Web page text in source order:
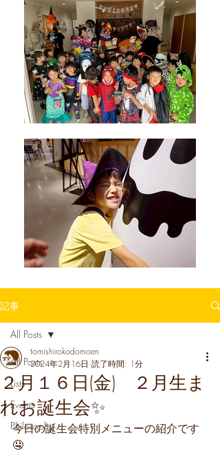
記事
All Posts
Lists
Events
Philosophy
All Posts
２月１６日(金) ２月生ま
れお誕生会✨
tomishirokodomoen
2024年2月16日 読了時間: 1分
今日の誕生会特別メニューの紹介です
🤤